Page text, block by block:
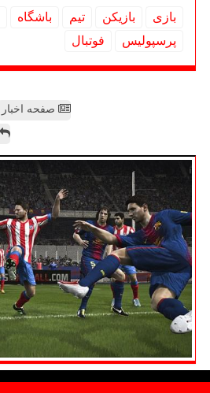
بازی بازیكن تیم باشگاه
پرسپولیس
فوتبال
صفحه اخبار